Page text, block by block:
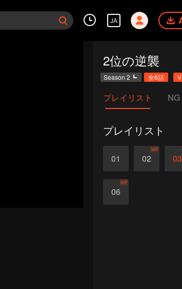
JA
2位の逆襲
Season 2 全6話
プレイリスト NG
プレイリスト
01 02
VIP
03
06
VIP